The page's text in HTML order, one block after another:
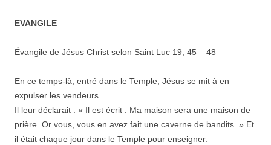
EVANGILE
Évangile de Jésus Christ selon Saint Luc 19, 45 – 48
En ce temps-là, entré dans le Temple, Jésus se mit à en
expulser les vendeurs.
Il leur déclarait : « Il est écrit : Ma maison sera une maison de
prière. Or vous, vous en avez fait une caverne de bandits. » Et
il était chaque jour dans le Temple pour enseigner.